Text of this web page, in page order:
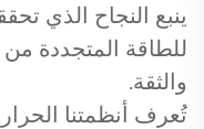
ينبع النجاح الذي
للطاقة المتجددة من
والثقة.
تُعرف أنظمتنا